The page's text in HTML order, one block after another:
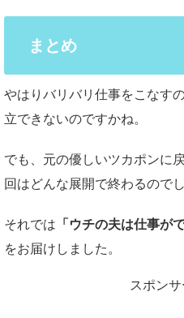
まとめ
やはりバリバリ仕事をこなす
立できないのですかね。
でも、元の優しいツカポンに
回はどんな展開で終わるので
それでは 「ウチの夫は仕事が
をお届けしました。
スポン